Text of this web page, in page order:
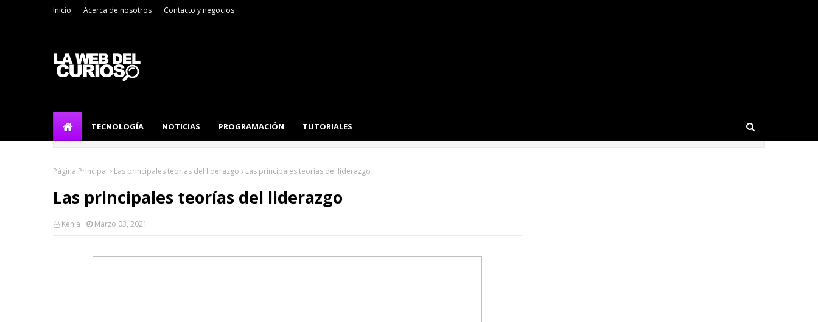
Inicio Acerca de nosotros Contacto y negocios
TECNOLOGÍA NOTICIAS PROGRAMACIÓN TUTORIALES
Página Principal Las principales teorías del liderazgo Las principales teorías del liderazgo
Las principales teorías del liderazgo
Kenia Marzo 03, 2021